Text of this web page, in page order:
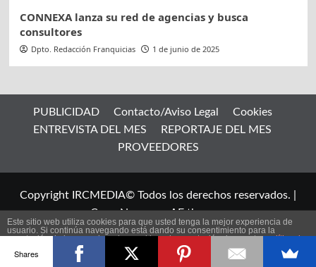
CONNEXA lanza su red de agencias y busca
consultores
Dpto. Redacción Franquicias 1 de junio de 2025
PUBLICIDAD Contacto/Aviso Legal
Cookies
ENTREVISTA DEL MES
REPORTAJE DEL MES
PROVEEDORES
Copyright IRCMEDIA© Todos los derechos reservados.
CoverNewspor AF themes.
Este sitio web utiliza cookies para que usted tenga la mejor experiencia de
usuario. Si continúa navegando está dando su consentimiento para la
aceptación de las mencionadas cookies y la aceptación de nuestrapolítica de
, pinche el enlace para mayor información.
plugin cookies
Shares